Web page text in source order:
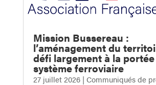
Mission Bussereau :
l’aménagement du
défi largement à la
système ferroviaire
27 juillet 2026| Communiqués de